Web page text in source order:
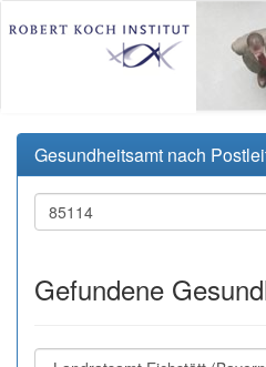
Gesundheitsamt nach
Gefundene